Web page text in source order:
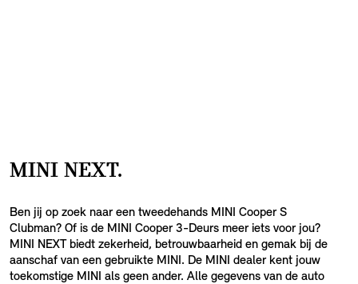
MINI NEXT.
Ben jij op zoek naar een tweedehands MINI Cooper S
Clubman? Of is de MINI Cooper 3-Deurs meer iets voor jou?
MINI NEXT biedt zekerheid, betrouwbaarheid en gemak bij de
aanschaf van een gebruikte MINI. De MINI dealer kent jouw
toekomstige MINI als geen ander. Alle gegevens van de auto